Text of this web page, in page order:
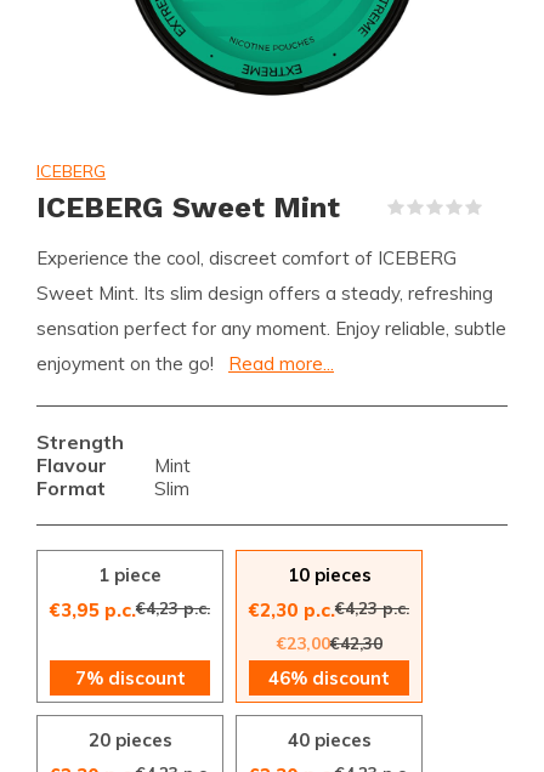
ICEBERG
ICEBERG Sweet Mint
Experience the cool, discreet comfort of ICEBERG
Sweet Mint. Its slim design offers a steady, refreshing
sensation perfect for any moment. Enjoy reliable, subtle
enjoyment on the go!
Read more...
Strength
Flavour
Mint
Format Slim
1 piece
€3,95 p.c.€4,23 p.c.
7% discount
10 pieces
€2,30 p.c.€4,23 p.c.
€23,00€42,30
46% discount
20 pieces
40 pieces